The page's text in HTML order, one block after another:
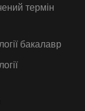
термін
бакалавр